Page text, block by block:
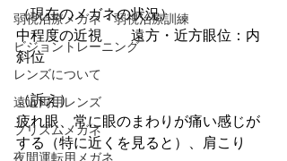
弱視治療メガネ・弱視治療訓練
ビジョントレーニング
レンズについて
遠近両用レンズ
プリズムメガネ
夜間運転用メガネ
（現在のメガネの状況）
中程度の近視　　遠方・近方眼位：内
斜位
（訴え）
疲れ眼、常に眼のまわりが痛い感じが
する（特に近くを見ると）、肩こり